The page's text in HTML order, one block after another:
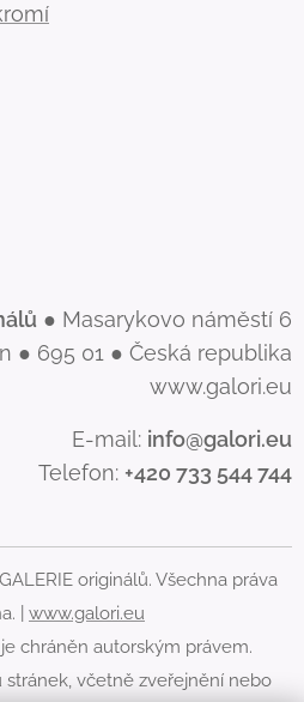
● Masarykovo náměstí 6
● 695 01 ● Česká republika
www.galori.eu
E-mail: info@galori.eu
Telefon: +420 733 544 744
GALERIE originálů. Všechna práva
| www.galori.eu
chráněn autorským právem.
včetně zveřejnění nebo